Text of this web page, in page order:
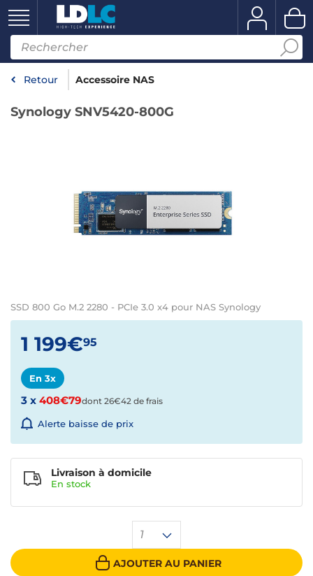
Retour Accessoire NAS
Synology SNV5420-800G
SSD 800 Go M.2 2280 - PCIe 3.0 x4 pour NAS Synology
1 199€95
En 3x
3 x 408€79dont 26€42 de frais
Alerte baisse de prix
1
AJOUTER AU PANIER
Livraison à domicile
En stock